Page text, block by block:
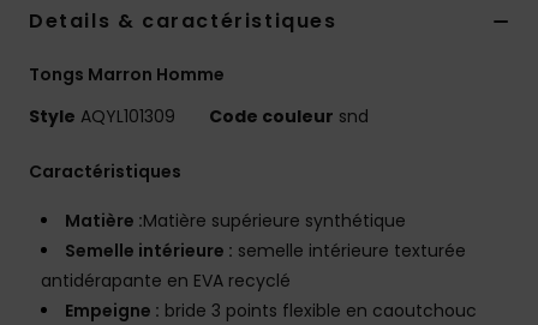
Details & caractéristiques
Tongs Marron Homme
Style AQYL101309 Code couleur snd
Caractéristiques
Matière :Matière supérieure synthétique
Semelle intérieure : semelle intérieure texturée
antidérapante en EVA recyclé
Empeigne : bride 3 points flexible en caoutchouc